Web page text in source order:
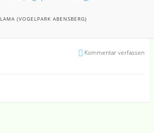
LAMA (VOGELPARK ABENSBERG)
Kommentar verfassen